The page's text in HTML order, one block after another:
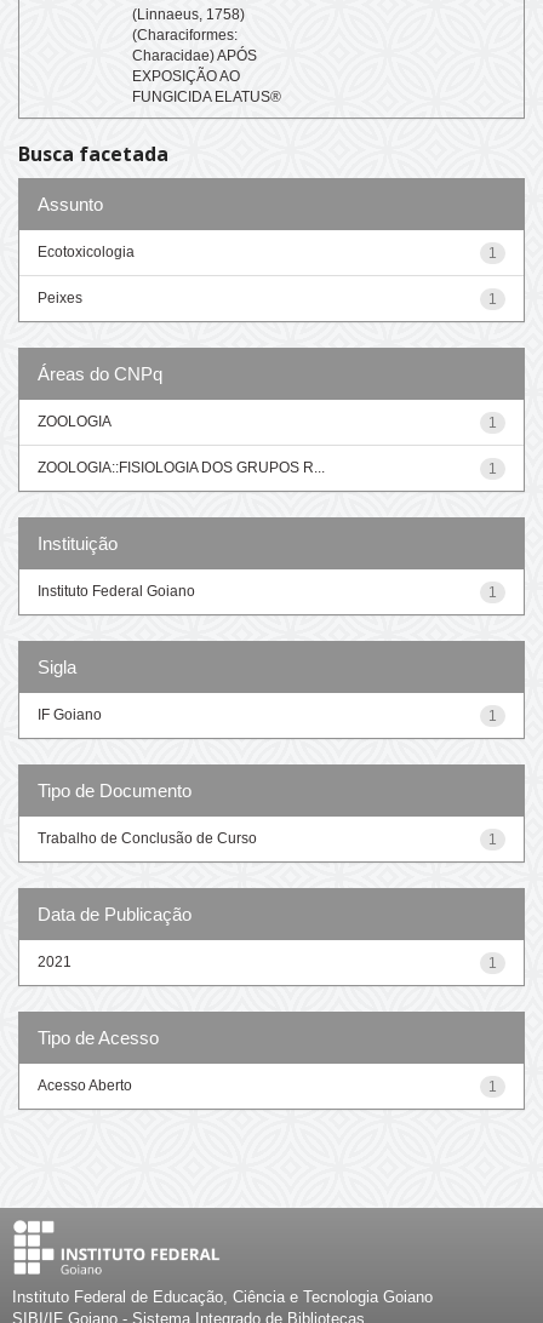
(Linnaeus, 1758)
(Characiformes:
Characidae) APÓS
EXPOSIÇÃO AO
FUNGICIDA ELATUS®
Busca facetada
Assunto
1
Ecotoxicologia
1
Peixes
Áreas do CNPq
1
ZOOLOGIA
1
ZOOLOGIA::FISIOLOGIA DOS GRUPOS R...
Instituição
1
Instituto Federal Goiano
Sigla
1
IF Goiano
Tipo de Documento
1
Trabalho de Conclusão de Curso
Data de Publicação
1
2021
Tipo de Acesso
1
Acesso Aberto
Instituto Federal de Educação, Ciência e Tecnologia Goiano
SIBI/IF Goiano - Sistema Integrado de Bibliotecas